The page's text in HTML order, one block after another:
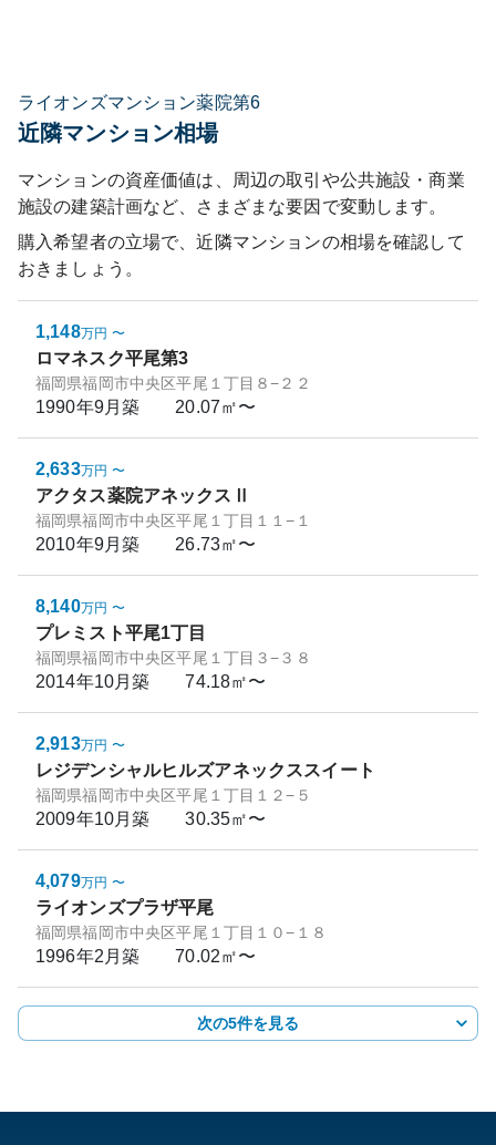
ライオンズマンション薬院第6
近隣マンション相場
マンションの資産価値は、周辺の取引や公共施設・商業
施設の建築計画など、さまざまな要因で変動します。
購入希望者の立場で、近隣マンションの相場を確認して
おきましょう。
1,148万円 〜
ロマネスク平尾第3
福岡県福岡市中央区平尾１丁目８−２２
1990年9月築 20.07㎡〜
2,633万円 〜
アクタス薬院アネックスⅡ
福岡県福岡市中央区平尾１丁目１１−１
2010年9月築 26.73㎡〜
8,140万円 〜
プレミスト平尾1丁目
福岡県福岡市中央区平尾１丁目３−３８
2014年10月築 74.18㎡〜
2,913万円 〜
レジデンシャルヒルズアネックススイート
福岡県福岡市中央区平尾１丁目１２−５
2009年10月築 30.35㎡〜
4,079万円 〜
ライオンズプラザ平尾
福岡県福岡市中央区平尾１丁目１０−１８
1996年2月築 70.02㎡〜
次の5件を見る